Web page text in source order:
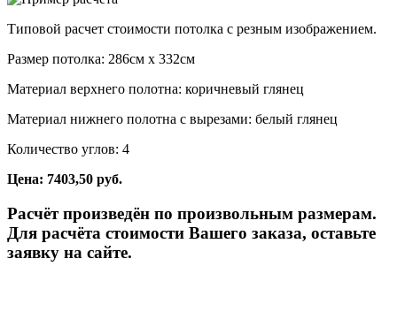
Типовой расчет стоимости потолка с резным изображением.
Размер потолка: 286см x 332см
Материал верхнего полотна: коричневый глянец
Материал нижнего полотна с вырезами: белый глянец
Количество углов: 4
Цена: 7403,50 руб.
Расчёт произведён по произвольным размерам.
Для расчёта стоимости Вашего заказа, оставьте
заявку на сайте.